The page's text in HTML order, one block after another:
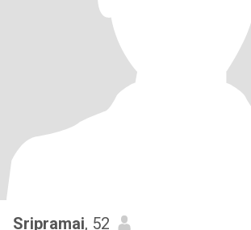
Sripramai, 52